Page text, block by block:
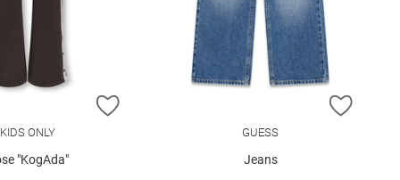
HINZUFÜGEN
KIDS ONLY
"KogAda"
ZUR
GUESS
Jeans